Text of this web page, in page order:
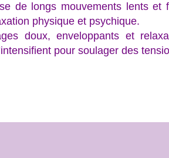
de longs mouvements lents et
physique et psychique.
doux, enveloppants et
pour soulager des